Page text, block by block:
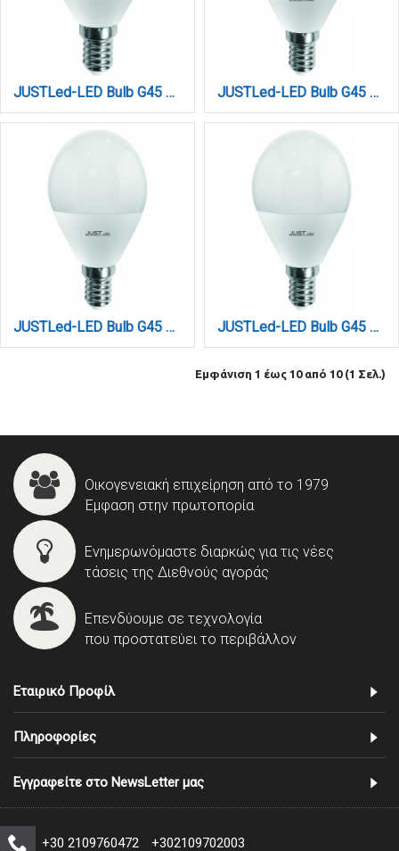
JUSTLed-LED Bulb G45 E14 6W 6000K Ψυχρό (B144506013) JUSTLed-LED Bulb G45 E14 9W 3000K Θερμό (B144509011)
JUSTLed-LED Bulb G45 E14 9W 4000K Φυσικό (B144509012) JUSTLed-LED Bulb G45 E14 9W 6000K Ψυχρό (B144509013)
Εμφάνιση 1 έως 10 από 10 (1 Σελ.)
Οικογενειακή επιχείρηση από το 1979
Έμφαση στην πρωτοπορία
Ενημερωνόμαστε διαρκώς για τις νέες
τάσεις της Διεθνούς αγοράς
Επενδύουμε σε τεχνολογία
που προστατεύει το περιβάλλον
Εταιρικό Προφίλ
Πληροφορίες
Εγγραφείτε στο NewsLetter μας
+30 2109760472 +302109702003